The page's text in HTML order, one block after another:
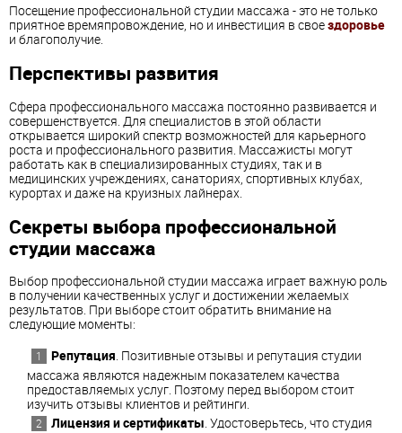
Посещение профессиональной студии массажа - это не только
приятное времяпровождение, но и инвестиция в своездоровье
и благополучие.
Перспективы развития
Сфера профессионального массажа постоянно развивается и
совершенствуется. Для специалистов в этой области
открывается широкий спектр возможностей для карьерного
роста и профессионального развития. Массажисты могут
работать как в специализированных студиях, так и в
медицинских учреждениях, санаториях, спортивных клубах,
курортах и даже на круизных лайнерах.
Секреты выбора профессиональной
студии массажа
Выбор профессиональной студии массажа играет важную роль
в получении качественных услуг и достижении желаемых
результатов. При выборе стоит обратить внимание на
следующие моменты:
Репутация. Позитивные отзывы и репутация студии
массажа являются надежным показателем качества
предоставляемых услуг. Поэтому перед выбором стоит
изучить отзывы клиентов и рейтинги.
Лицензия и сертификаты. Удостоверьтесь, что студия